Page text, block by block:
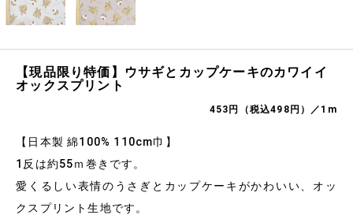
【現品限り特価】ウサギとカップケーキのカワイイ
オックスプリント
453円（税込498円）／1m
【日本製 綿100% 110cm巾】
1反は約55ｍ巻きです。
愛くるしい表情のうさぎとカップケーキがかわいい、オッ
クスプリント生地です。